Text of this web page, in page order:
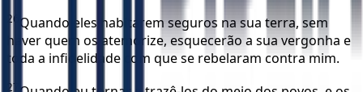
26 Quando eles habitarem seguros na sua terra, sem
haver quem os atemorize, esquecerão a sua vergonha e
toda a infidelidade com que se rebelaram contra mim.
27